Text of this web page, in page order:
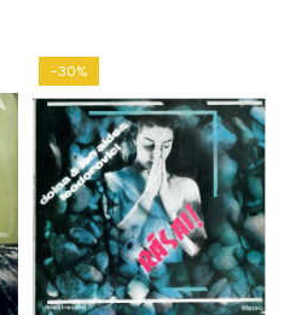
-30%